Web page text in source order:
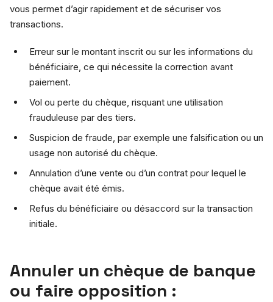
vous permet d’agir rapidement et de sécuriser vos
transactions.
Erreur sur le montant inscrit ou sur les informations du
bénéficiaire, ce qui nécessite la correction avant
paiement.
Vol ou perte du chèque, risquant une utilisation
frauduleuse par des tiers.
Suspicion de fraude, par exemple une falsification ou un
usage non autorisé du chèque.
Annulation d’une vente ou d’un contrat pour lequel le
chèque avait été émis.
Refus du bénéficiaire ou désaccord sur la transaction
initiale.
Annuler un chèque de banque
ou faire opposition :